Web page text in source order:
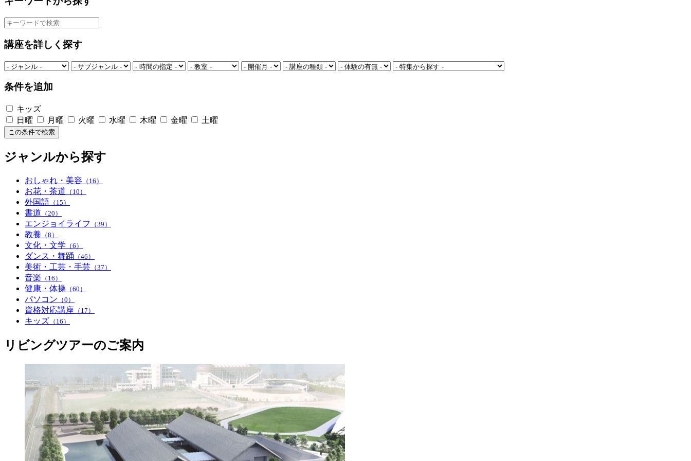
講座を詳しく探す
条件を追加
キッズ
日曜
月曜 火曜 水曜 木曜 金曜 土曜
この条件で検索
ジャンルから探す
おしゃれ・美容 （16）
お花・茶道 （10）
外国語 （15）
書道 （20）
エンジョイライフ （39）
教養 （8）
文化・文学 （6）
ダンス・舞踊 （46）
美術・工芸・手芸 （37）
音楽 （16）
健康・体操 （60）
パソコン （0）
資格対応講座 （17）
キッズ （16）
リビングツアーのご案内